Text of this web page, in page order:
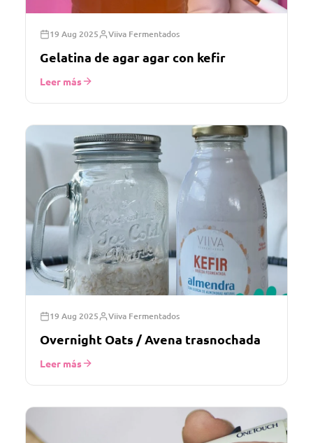
19 Aug 2025 Viiva Fermentados
Gelatina de agar agar con kefir
Leer más
19 Aug 2025 Viiva Fermentados
Overnight Oats / Avena trasnochada
Leer más